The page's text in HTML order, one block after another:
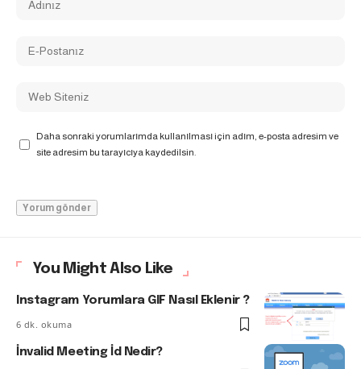
Daha sonraki yorumlarımda kullanılması için adım, e-posta adresim ve
site adresim bu tarayıcıya kaydedilsin.
You Might Also Like
Instagram Yorumlara GIF Nasıl Eklenir ?
6 dk. okuma
İnvalid Meeting İd Nedir?